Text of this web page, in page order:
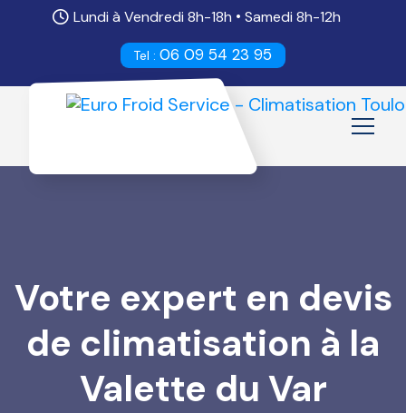
Lundi à Vendredi 8h-18h • Samedi 8h-12h
Tel : 06 09 54 23 95
Votre expert en devis
de climatisation à la
Valette du Var